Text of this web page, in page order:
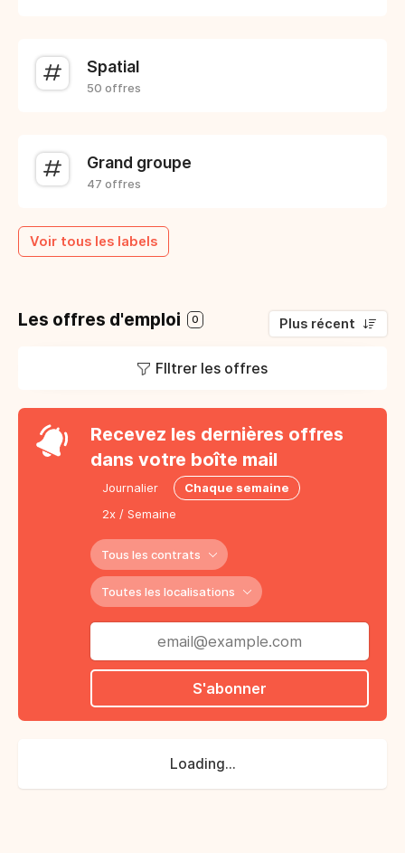
Spatial
50 offres
Grand groupe
47 offres
Voir tous les labels
Les offres d'emploi 0 Plus récent
FIltrer les offres
Recevez les dernières offres
dans votre boîte mail
Journalier
Chaque semaine
2x / Semaine
Tous les contrats
Toutes les localisations
S'abonner
Loading...